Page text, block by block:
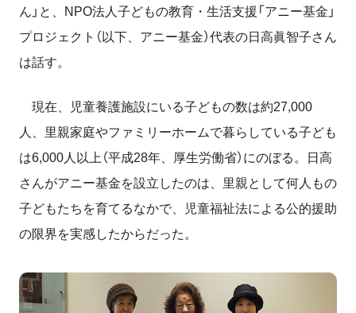
ん」と、NPO法人子どもの教育・生活支援「アニー基金」
プロジェクト（以下、アニー基金）代表の日高眞智子さん
は話す。
現在、児童養護施設にいる子どもの数は約27,000
人、里親家庭やファミリーホームで暮らしている子ども
は6,000人以上（平成28年、厚生労働省）にのぼる。日高
さんがアニー基金を設立したのは、里親として何人もの
子どもたちを育てるなかで、児童福祉法による公的援助
の限界を実感したからだった。